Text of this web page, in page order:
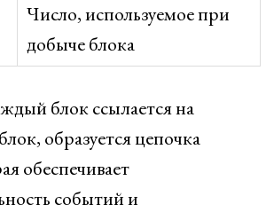
Число, используемое при
добыче блока
блок ссылается на
образуется цепочка
обеспечивает
событий и